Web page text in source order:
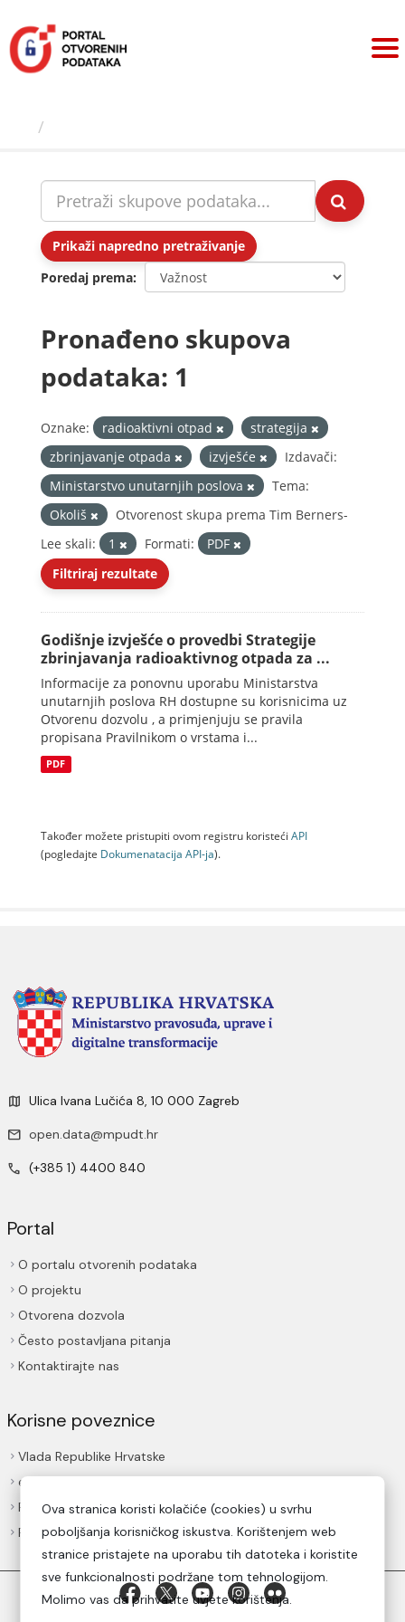
sadržaj
Prikaži napredno pretraživanje
Poredaj prema
Pronađeno skupova
podataka: 1
Oznake: radioaktivni otpad
strategija
zbrinjavanje otpada
izvješće
Izdavači:
Ministarstvo unutarnjih poslova
Tema:
Okoliš
Otvorenost skupa prema Tim Berners-
Lee skali:
1 Formati:
PDF
Filtriraj rezultate
Godišnje izvješće o provedbi Strategije
zbrinjavanja radioaktivnog otpada za ...
Informacije za ponovnu uporabu Ministarstva
unutarnjih poslova RH dostupne su korisnicima uz
Otvorenu dozvolu , a primjenjuju se pravila
propisana Pravilnikom o vrstama i...
PDF
Također možete pristupiti ovom registru koristeći API
(pogledajte Dokumenаtаcijа API-jа).